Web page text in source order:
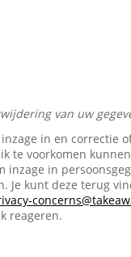
van uw
in en correctie
te voorkomen
in
Je kunt deze terug
reageren.